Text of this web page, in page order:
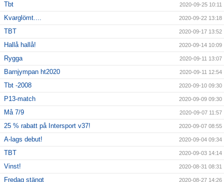
Tbt 2020-09-25 10:11
Kvarglömt.... 2020-09-22 13:18
TBT 2020-09-17 13:52
Hallå hallå! 2020-09-14 10:09
Rygga 2020-09-11 13:07
Barnjympan ht2020 2020-09-11 12:54
Tbt -2008 2020-09-10 09:30
P13-match 2020-09-09 09:30
Må 7/9 2020-09-07 11:57
25 % rabatt på Intersport v37! 2020-09-07 08:55
A-lags debut! 2020-09-04 09:34
TBT 2020-09-03 14:14
Vinst! 2020-08-31 08:31
Fredag stängt 2020-08-27 14:26